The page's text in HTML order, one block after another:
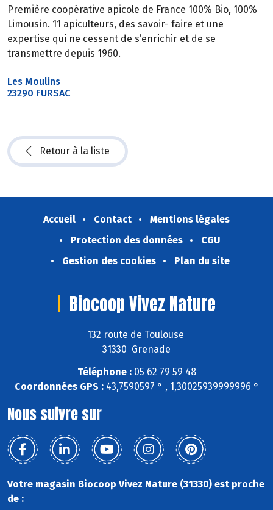
Première coopérative apicole de France 100% Bio, 100%
Limousin. 11 apiculteurs, des savoir- faire et une
expertise qui ne cessent de s’enrichir et de se
transmettre depuis 1960.
Les Moulins
23290 FURSAC
Retour à la liste
Accueil Contact
Mentions légales
Protection des données
CGU
Gestion des cookies
Plan du site
Biocoop Vivez Nature
132 route de Toulouse
31330 Grenade
Téléphone :05 62 79 59 48
Coordonnées GPS :43,7590597 ° , 1,30025939999996 °
Nous suivre sur
Votre magasin Biocoop Vivez Nature (31330) est proche
de :